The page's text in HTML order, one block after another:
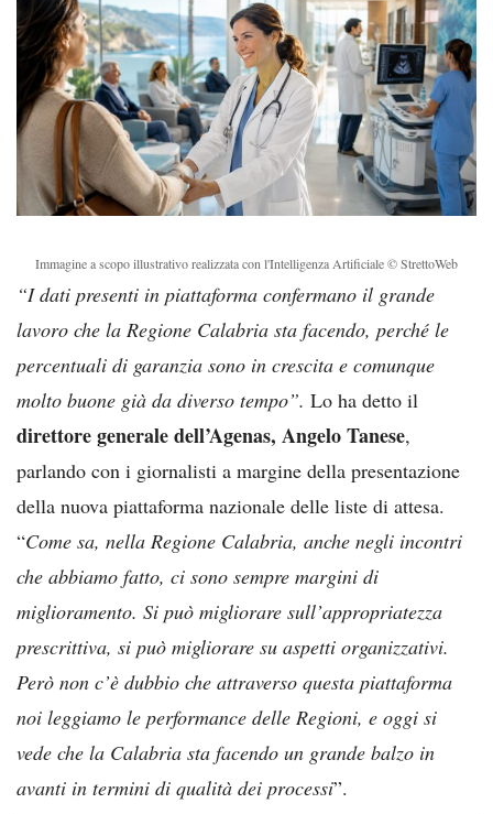
Immagine a scopo illustrativo realizzata con l'Intelligenza Artificiale © StrettoWeb
“I dati presenti in piattaforma confermano il grande
lavoro che la Regione Calabria sta facendo, perché le
percentuali di garanzia sono in crescita e comunque
molto buone già da diverso tempo”. Lo ha detto il
direttore generale dell’Agenas, Angelo Tanese,
parlando con i giornalisti a margine della presentazione
della nuova piattaforma nazionale delle liste di attesa.
“Come sa, nella Regione Calabria, anche negli incontri
che abbiamo fatto, ci sono sempre margini di
miglioramento. Si può migliorare sull’appropriatezza
prescrittiva, si può migliorare su aspetti organizzativi.
Però non c’è dubbio che attraverso questa piattaforma
noi leggiamo le performance delle Regioni, e oggi si
vede che la Calabria sta facendo un grande balzo in
avanti in termini di qualità dei processi”.